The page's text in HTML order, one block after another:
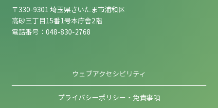
〒330-9301 埼玉県さいたま市浦和区
高砂三丁目15番1号本庁舎2階
電話番号：048-830-2768
ウェブアクセシビリティ
プライバシーポリシー・免責事項